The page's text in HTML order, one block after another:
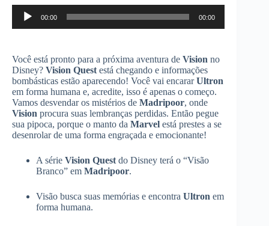
Tocador
áudio
00:00 00:00
Você está pronto para a próxima aventura de Vision no
Disney? Vision Quest está chegando e informações
bombásticas estão aparecendo! Você vai encararUltron
em forma humana e, acredite, isso é apenas o começo.
Vamos desvendar os mistérios de Madripoor, onde
Vision procura suas lembranças perdidas. Então pegue
sua pipoca, porque o manto da Marvel está prestes a se
desenrolar de uma forma engraçada e emocionante!
A série Vision Quest do Disney terá o “Visão
Branco” em Madripoor.
Visão busca suas memórias e encontra Ultron em
forma humana.